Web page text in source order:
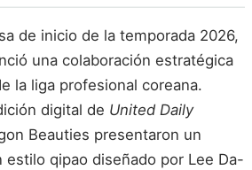
de inicio de la temporada 2026,
una colaboración estratégica
la liga profesional coreana.
digital de United Daily
Beauties presentaron un
qipao diseñado por Lee Da-